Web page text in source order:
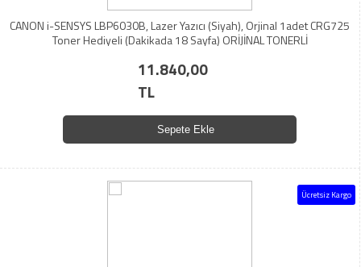
CANON i-SENSYS LBP6030B, Lazer Yazıcı (Siyah), Orjinal 1adet CRG725
Toner Hediyeli (Dakikada 18 Sayfa) ORİJİNAL TONERLİ
11.840,00
TL
Sepete Ekle
Ücretsiz Kargo